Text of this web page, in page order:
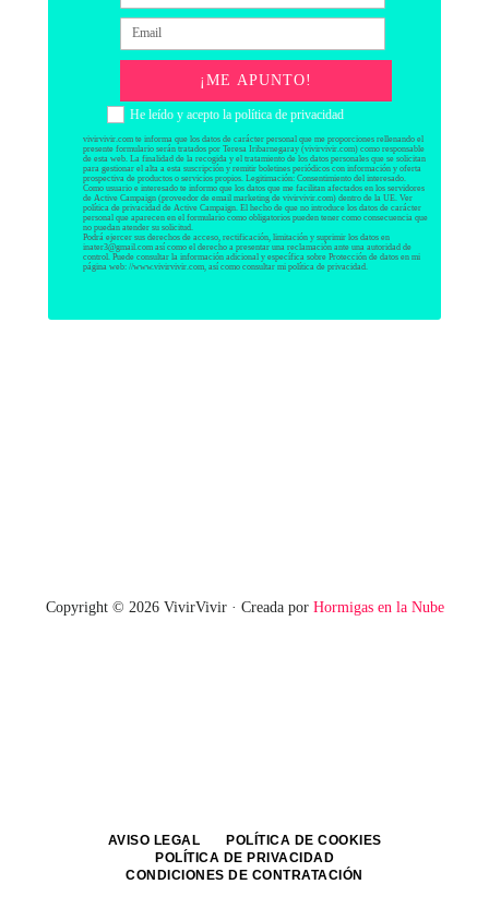
He leído y acepto la política de privacidad
¡ME APUNTO!
vivirvivir.com te informa que los datos de carácter personal que me proporciones rellenando el
presente formulario serán tratados por Teresa Iribarnegaray (vivirvivir.com) como responsable
de esta web. La finalidad de la recogida y el tratamiento de los datos personales que se solicitan
para gestionar el alta a esta suscripción y remitir boletines periódicos con información y oferta
prospectiva de productos o servicios propios. Legitimación: Consentimiento del interesado.
Como usuario e interesado te informo que los datos que me facilitan afectados en los servidores
de Active Campaign (proveedor de email marketing de vivirvivir.com) dentro de la UE. Ver
política de privacidad de Active Campaign. El hecho de que no introduce los datos de carácter
personal que aparecen en el formulario como obligatorios pueden tener como consecuencia que
no puedan atender su solicitud.
Podrá ejercer sus derechos de acceso, rectificación, limitación y suprimir los datos en
inater3@gmail.com así como el derecho a presentar una reclamación ante una autoridad de
control. Puede consultar la información adicional y específica sobre Protección de datos en mi
página web: //www.vivirvivir.com, así como consultar mi política de privacidad.
Copyright © 2026 VivirVivir · Creada por Hormigas en la Nube
AVISO LEGAL
POLÍTICA DE COOKIES
POLÍTICA DE PRIVACIDAD
CONDICIONES DE CONTRATACIÓN